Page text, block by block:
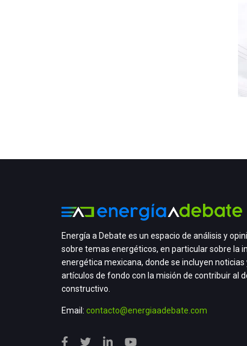
Energía a Debate es un espacio de análisis y
sobre temas energéticos, en particular sobre la
energética mexicana, donde se incluyen noticias
artículos de fondo con la misión de contribuir al
constructivo.
Email: contacto@energiaadebate.com